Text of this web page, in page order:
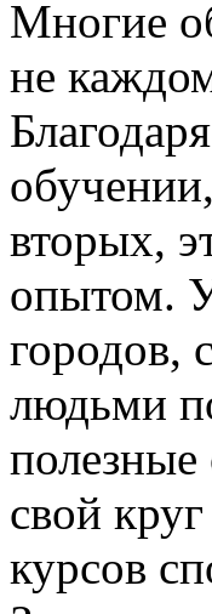
Многие
не
вторых,
опытом.
городов,
людьми
свой
курсов